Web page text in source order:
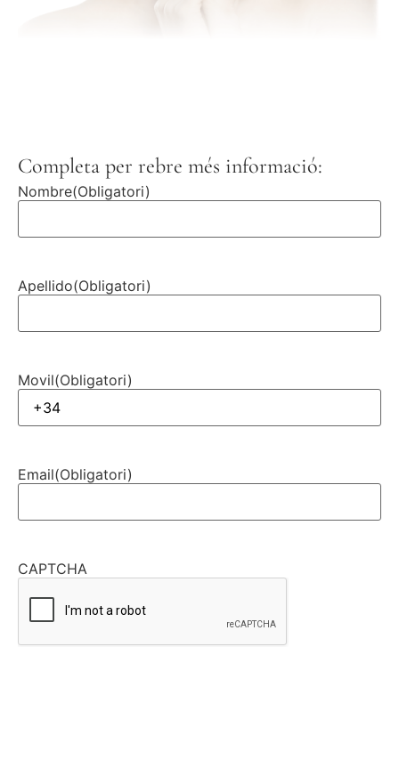
Completa per rebre més informació:
Nombre(Obligatori)
Apellido(Obligatori)
Movil(Obligatori)
Email(Obligatori)
CAPTCHA